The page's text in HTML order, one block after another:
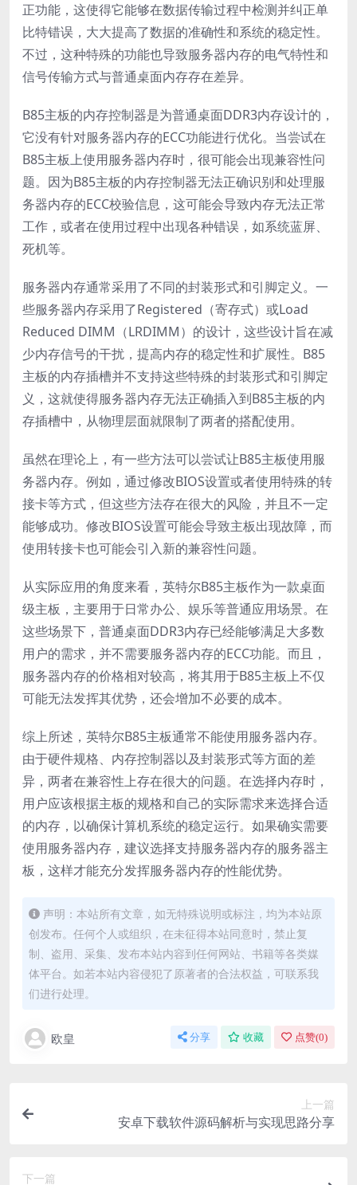
正功能，这使得它能够在数据传输过程中检测并纠正单
比特错误，大大提高了数据的准确性和系统的稳定性。
不过，这种特殊的功能也导致服务器内存的电气特性和
信号传输方式与普通桌面内存存在差异。
B85主板的内存控制器是为普通桌面DDR3内存设计的，
它没有针对服务器内存的ECC功能进行优化。当尝试在
B85主板上使用服务器内存时，很可能会出现兼容性问
题。因为B85主板的内存控制器无法正确识别和处理服
务器内存的ECC校验信息，这可能会导致内存无法正常
工作，或者在使用过程中出现各种错误，如系统蓝屏、
死机等。
服务器内存通常采用了不同的封装形式和引脚定义。一
些服务器内存采用了Registered（寄存式）或Load
Reduced DIMM（LRDIMM）的设计，这些设计旨在减
少内存信号的干扰，提高内存的稳定性和扩展性。B85
主板的内存插槽并不支持这些特殊的封装形式和引脚定
义，这就使得服务器内存无法正确插入到B85主板的内
存插槽中，从物理层面就限制了两者的搭配使用。
虽然在理论上，有一些方法可以尝试让B85主板使用服
务器内存。例如，通过修改BIOS设置或者使用特殊的转
接卡等方式，但这些方法存在很大的风险，并且不一定
能够成功。修改BIOS设置可能会导致主板出现故障，而
使用转接卡也可能会引入新的兼容性问题。
从实际应用的角度来看，英特尔B85主板作为一款桌面
级主板，主要用于日常办公、娱乐等普通应用场景。在
这些场景下，普通桌面DDR3内存已经能够满足大多数
用户的需求，并不需要服务器内存的ECC功能。而且，
服务器内存的价格相对较高，将其用于B85主板上不仅
可能无法发挥其优势，还会增加不必要的成本。
综上所述，英特尔B85主板通常不能使用服务器内存。
由于硬件规格、内存控制器以及封装形式等方面的差
异，两者在兼容性上存在很大的问题。在选择内存时，
用户应该根据主板的规格和自己的实际需求来选择合适
的内存，以确保计算机系统的稳定运行。如果确实需要
使用服务器内存，建议选择支持服务器内存的服务器主
板，这样才能充分发挥服务器内存的性能优势。
声明：本站所有文章，如无特殊说明或标注，均为本站原
创发布。任何个人或组织，在未征得本站同意时，禁止复
制、盗用、采集、发布本站内容到任何网站、书籍等各类媒
体平台。如若本站内容侵犯了原著者的合法权益，可联系我
们进行处理。
欧皇 分享 收藏 点赞(0)
上一篇
安卓下载软件源码解析与实现思路分享
下一篇